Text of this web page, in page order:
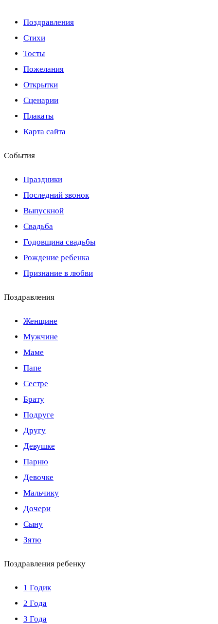
Поздравления
Стихи
Тосты
Пожелания
Открытки
Сценарии
Плакаты
Карта сайта
События
Праздники
Последний звонок
Выпускной
Свадьба
Годовщина свадьбы
Рождение ребенка
Признание в любви
Поздравления
Женщине
Мужчине
Маме
Папе
Сестре
Брату
Подруге
Другу
Девушке
Парню
Девочке
Мальчику
Дочери
Сыну
Зятю
Поздравления ребенку
1 Годик
2 Года
3 Года